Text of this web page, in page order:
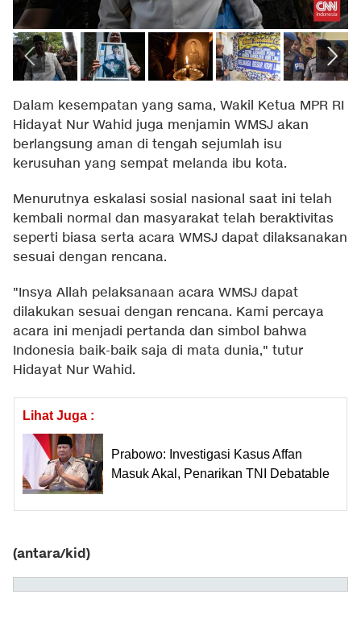
Dalam kesempatan yang sama, Wakil Ketua MPR RI
Hidayat Nur Wahid juga menjamin WMSJ akan
berlangsung aman di tengah sejumlah isu
kerusuhan yang sempat melanda ibu kota.
Menurutnya eskalasi sosial nasional saat ini telah
kembali normal dan masyarakat telah beraktivitas
seperti biasa serta acara WMSJ dapat dilaksanakan
sesuai dengan rencana.
"Insya Allah pelaksanaan acara WMSJ dapat
dilakukan sesuai dengan rencana. Kami percaya
acara ini menjadi pertanda dan simbol bahwa
Indonesia baik-baik saja di mata dunia," tutur
Hidayat Nur Wahid.
Lihat Juga :
Prabowo: Investigasi Kasus Affan
Masuk Akal, Penarikan TNI Debatable
(antara/kid)